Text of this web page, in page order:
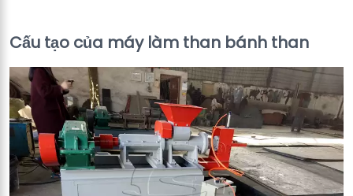
Cấu tạo của máy làm than bánh than